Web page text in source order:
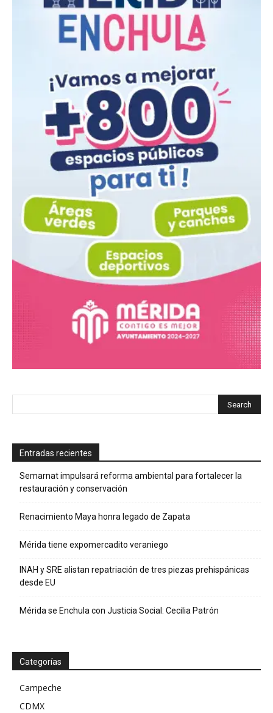
Entradas recientes
Semarnat impulsará reforma ambiental para fortalecer la
restauración y conservación
Renacimiento Maya honra legado de Zapata
Mérida tiene expomercadito veraniego
INAH y SRE alistan repatriación de tres piezas prehispánicas
desde EU
Mérida se Enchula con Justicia Social: Cecilia Patrón
Categorías
Campeche
CDMX